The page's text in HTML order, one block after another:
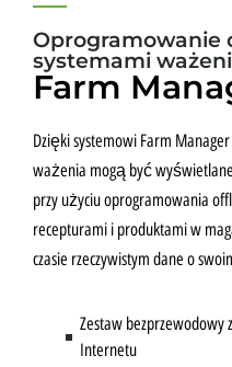
Oprogramowanie
systemami
Farm
Dzięki systemowi Farm
ważenia mogą być
przy użyciu oprogramowania
recepturami i produktami w
czasie rzeczywistym dane o
Zestaw bezprzewodowy
Internetu